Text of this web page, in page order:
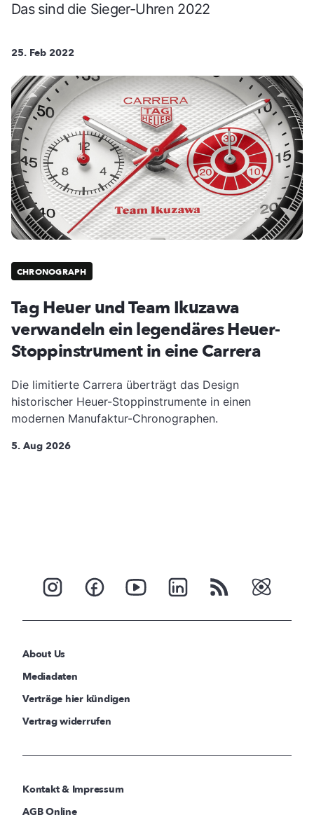
Das sind die Sieger-Uhren 2022
25. Feb 2022
CHRONOGRAPH
Tag Heuer und Team Ikuzawa
verwandeln ein legendäres Heuer-
Stoppinstrument in eine Carrera
Die limitierte Carrera überträgt das Design
historischer Heuer-Stoppinstrumente in einen
modernen Manufaktur-Chronographen.
5. Aug 2026
About Us
Mediadaten
Verträge hier kündigen
Vertrag widerrufen
Kontakt & Impressum
AGB Online